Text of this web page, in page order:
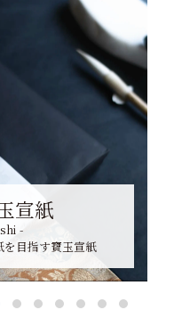
宣紙
-
目指す寶玉宣紙